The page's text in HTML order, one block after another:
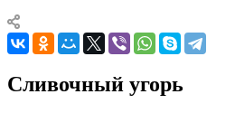
Сливочный угорь